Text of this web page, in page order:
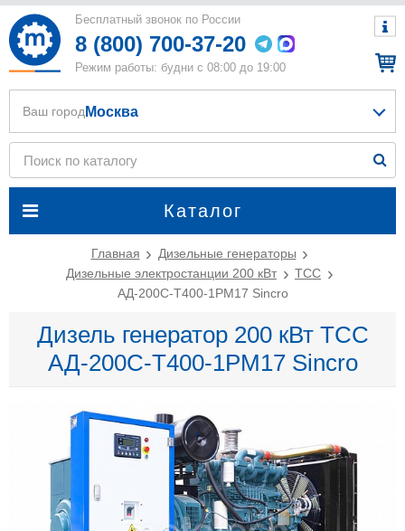
Бесплатный звонок по России
8 (800) 700-37-20
Режим работы: будни с 08:00 до 19:00
Каталог
Ваш город Москва
Главная
Дизельные генераторы
Дизельные электростанции 200 кВт
ТСС
АД-200С-Т400-1РМ17 Sincro
Дизель генератор 200 кВт ТСС
АД-200С-Т400-1РМ17 Sincro